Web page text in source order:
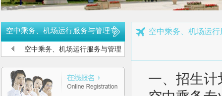
公布2026年高考招生录取使用电话号码
长沙航空职业技术学院空中乘务、机场运行服务与管理报考须知
多少分可报考长沙航空职业技术学院
长沙航空职业技术学院2026年定向培养军士报考须知
长沙航空职业技术学院2026年报考指南
长沙航空职业技术学院2026年招生计划发布
空中乘务、机场运行服务与管理专
业考生信息登记
空中乘务、机场运行服务与管理
空中乘务、机场运
一、招生计